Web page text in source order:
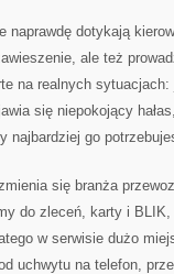
naprawdę dotykają
ale też
na realnych
się niepokojący
najbardziej go
się branża
do zleceń, karty i
w serwisie dużo
uchwytu na telefon,